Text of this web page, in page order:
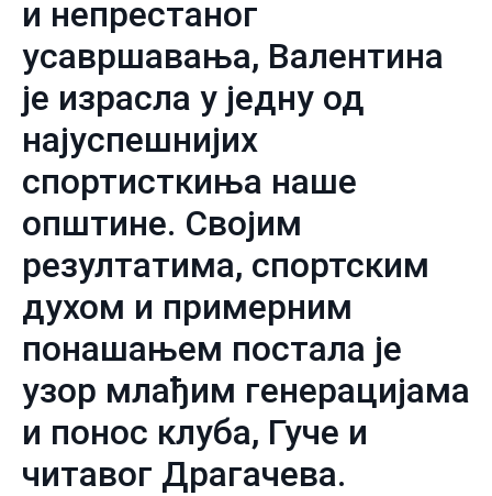
и непрестаног
усавршавања, Валентина
је израсла у једну од
најуспешнијих
спортисткиња наше
општине. Својим
резултатима, спортским
духом и примерним
понашањем постала је
узор млађим генерацијама
и понос клуба, Гуче и
читавог Драгачева.